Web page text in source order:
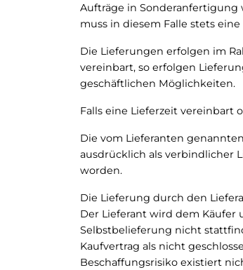
Aufträge in Sonderanfertigung
muss in diesem Falle stets
Die Lieferungen erfolgen im
vereinbart, so erfolgen
geschäftlichen Möglichkeiten.
Falls eine Lieferzeit vereinbart
Die vom Lieferanten
ausdrücklich als verbindlicher
worden.
Die Lieferung durch den
Der Lieferant wird dem Käufer
Selbstbelieferung nicht
Kaufvertrag als nicht
Beschaffungsrisiko existiert